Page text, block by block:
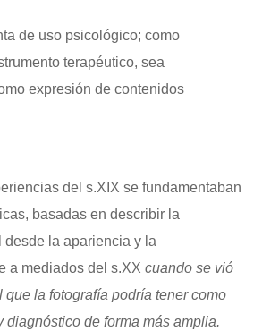
de uso psicológico; como
terapéutico, sea
expresión de contenidos
del s.XIX se fundamentaban
basadas en describir la
desde la apariencia y la
a mediados del s.XX cuando se vió
la fotografía podría tener como
diagnóstico de forma más amplia.